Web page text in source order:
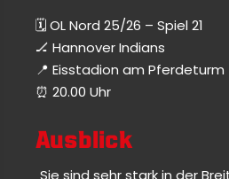
🗓 OL Nord 25/26 – Spiel 21
🏒 Hannover Indians
📍 Eisstadion am Pferdeturm
⏰️ 20.00 Uhr
Ausblick
„Sie sind sehr stark in der